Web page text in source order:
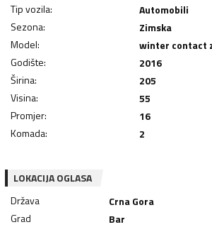
Tip vozila:
Automobili
Sezona:
Zimska
Model:
winter contact
Godište:
2016
Širina:
205
Visina:
55
Promjer:
16
Komada: 2
LOKACIJA OGLASA
Država
Crna Gora
Grad
Bar